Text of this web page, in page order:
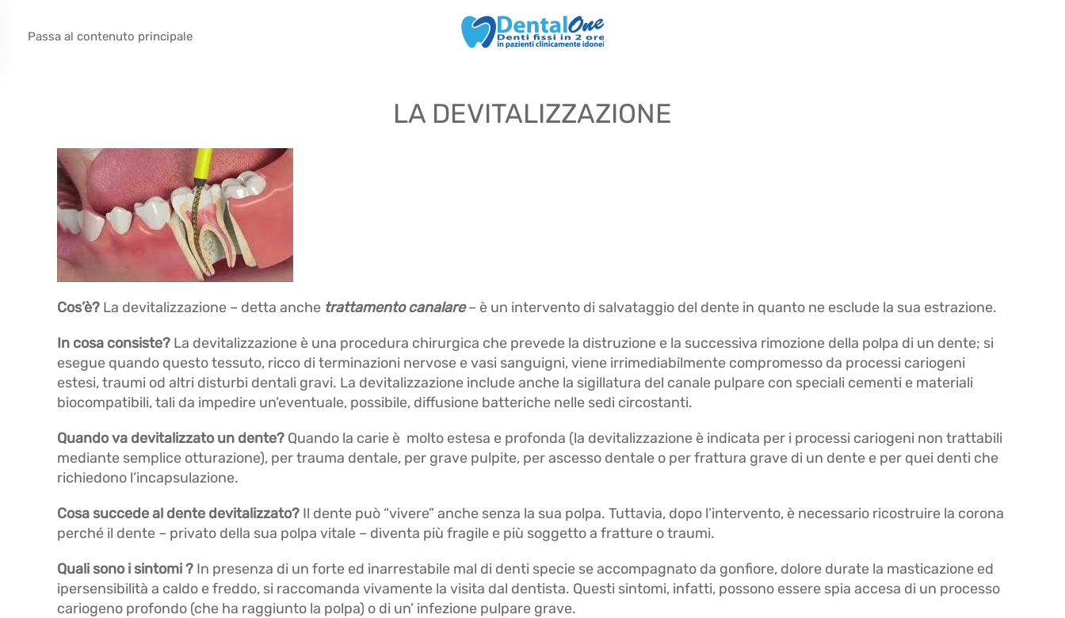
Passa al contenuto principale
LA DEVITALIZZAZIONE
Cos’è? La devitalizzazione – detta anche trattamento canalare– è un intervento di salvataggio del dente in quanto ne esclude la sua estrazione.
In cosa consiste? La devitalizzazione è una procedura chirurgica che prevede la distruzione e la successiva rimozione della polpa di un dente; si
esegue quando questo tessuto, ricco di terminazioni nervose e vasi sanguigni, viene irrimediabilmente compromesso da processi cariogeni
estesi, traumi od altri disturbi dentali gravi. La devitalizzazione include anche la sigillatura del canale pulpare con speciali cementi e materiali
biocompatibili, tali da impedire un’eventuale, possibile, diffusione batteriche nelle sedi circostanti.
Quando va devitalizzato un dente? Quando la carie è molto estesa e profonda (la devitalizzazione è indicata per i processi cariogeni non trattabili
mediante semplice otturazione), per trauma dentale, per grave pulpite, per ascesso dentale o per frattura grave di un dente e per quei denti che
richiedono l’incapsulazione.
Cosa succede al dente devitalizzato? Il dente può “vivere” anche senza la sua polpa. Tuttavia, dopo l’intervento, è necessario ricostruire la corona
perché il dente – privato della sua polpa vitale – diventa più fragile e più soggetto a fratture o traumi.
Quali sono i sintomi ? In presenza di un forte ed inarrestabile mal di denti specie se accompagnato da gonfiore, dolore durate la masticazione ed
ipersensibilità a caldo e freddo, si raccomanda vivamente la visita dal dentista. Questi sintomi, infatti, possono essere spia accesa di un processo
cariogeno profondo (che ha raggiunto la polpa) o di un’ infezione pulpare grave.